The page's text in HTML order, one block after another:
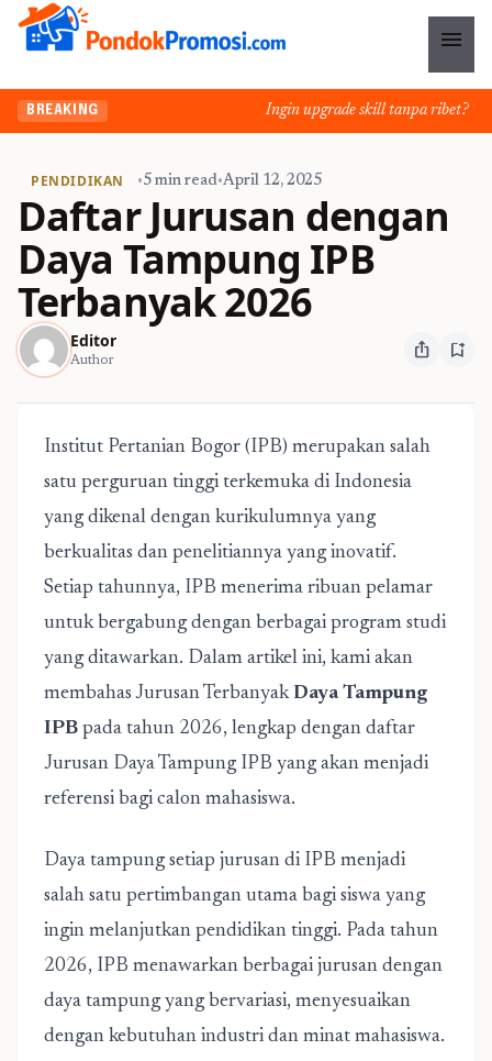
menu
BREAKING Ingin upgrade skill tanpa ribet?
PENDIDIKAN •5 min read•April 12, 2025
Daftar Jurusan dengan
Daya Tampung IPB
Terbanyak 2026
Editor
Author ios_share bookmark_add
Institut Pertanian Bogor (IPB) merupakan salah
satu perguruan tinggi terkemuka di Indonesia
yang dikenal dengan kurikulumnya yang
berkualitas dan penelitiannya yang inovatif.
Setiap tahunnya, IPB menerima ribuan pelamar
untuk bergabung dengan berbagai program studi
yang ditawarkan. Dalam artikel ini, kami akan
membahas Jurusan Terbanyak Daya Tampung
IPB pada tahun 2026, lengkap dengan daftar
Jurusan Daya Tampung IPB yang akan menjadi
referensi bagi calon mahasiswa.
Daya tampung setiap jurusan di IPB menjadi
salah satu pertimbangan utama bagi siswa yang
ingin melanjutkan pendidikan tinggi. Pada tahun
2026, IPB menawarkan berbagai jurusan dengan
daya tampung yang bervariasi, menyesuaikan
dengan kebutuhan industri dan minat mahasiswa.